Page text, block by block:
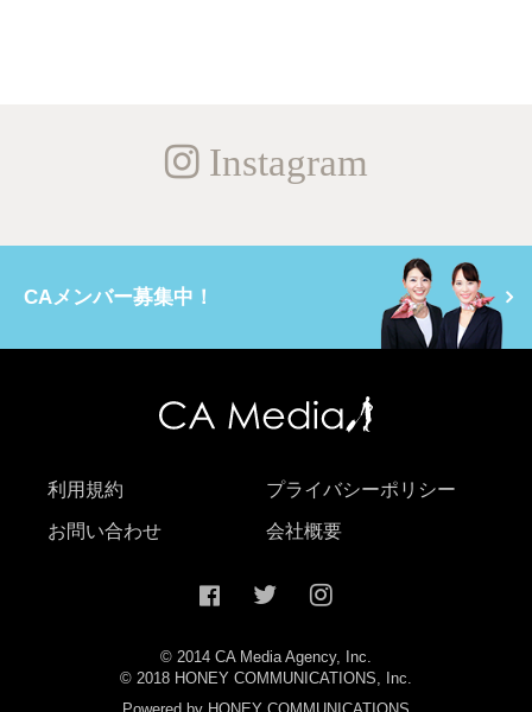
Instagram
CAメンバー募集中！
利用規約 プライバシーポリシー
お問い合わせ 会社概要
© 2014 CA Media Agency, Inc.
© 2018 HONEY COMMUNICATIONS, Inc.